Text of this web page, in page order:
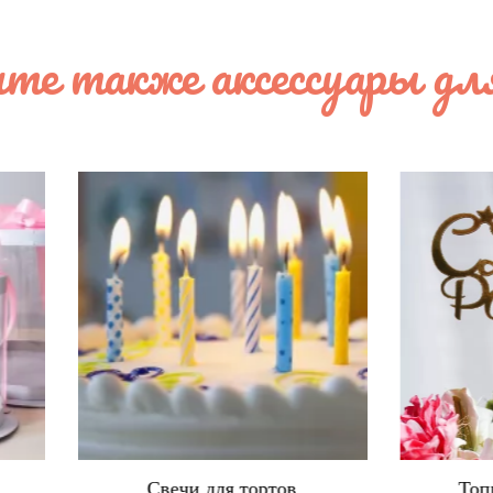
также аксессуары